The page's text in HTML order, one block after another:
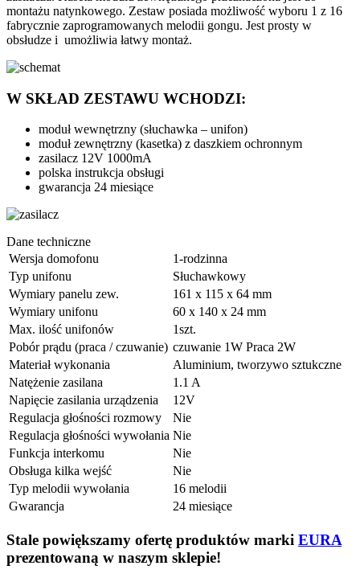
montażu natynkowego. Zestaw posiada możliwość wyboru 1 z 16
fabrycznie zaprogramowanych melodii gongu. Jest prosty w
obsłudze i umożliwia łatwy montaż.
W SKŁAD ZESTAWU WCHODZI:
moduł wewnętrzny (słuchawka – unifon)
moduł zewnętrzny (kasetka) z daszkiem ochronnym
zasilacz 12V 1000mA
polska instrukcja obsługi
gwarancja 24 miesiące
Dane techniczne
Wersja domofonu
1-rodzinna
Typ unifonu
Słuchawkowy
Wymiary panelu zew.
161 x 115 x 64 mm
Wymiary unifonu
60 x 140 x 24 mm
Max. ilość unifonów
1szt.
Pobór prądu (praca / czuwanie) czuwanie 1W Praca 2W
Materiał wykonania
Aluminium, tworzywo sztukczne
Natężenie zasilana
1.1 A
Napięcie zasilania urządzenia
12V
Regulacja głośności rozmowy
Nie
Regulacja głośności wywołania Nie
Funkcja interkomu
Nie
Obsługa kilka wejść
Nie
Typ melodii wywołania
16 melodii
Gwarancja
24 miesiące
Stale powiększamy ofertę produktów marki EURA
prezentowaną w naszym sklepie!